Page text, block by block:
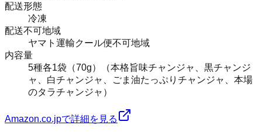
配送形態
冷凍
配送不可地域
ヤマト運輸クール便不可地域
内容量
5種各1袋（70g）（本格旨味チャンジャ、黒チャンジ
ャ、白チャンジャ、ごま油たっぷりチャンジャ、本場
のタラチャンジャ）
Amazon.co.jpで詳細を見る